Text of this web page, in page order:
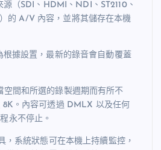
（SDI、HDMI、NDI、ST2110、
的 A/V 內容，並將其儲存在本機
據設置，最新的錄音會自動覆蓋
間和所選的錄製週期而有所不
8K。內容可透過 DMLX 以及任何
永不停止。
系統狀態可在本機上持續監控，